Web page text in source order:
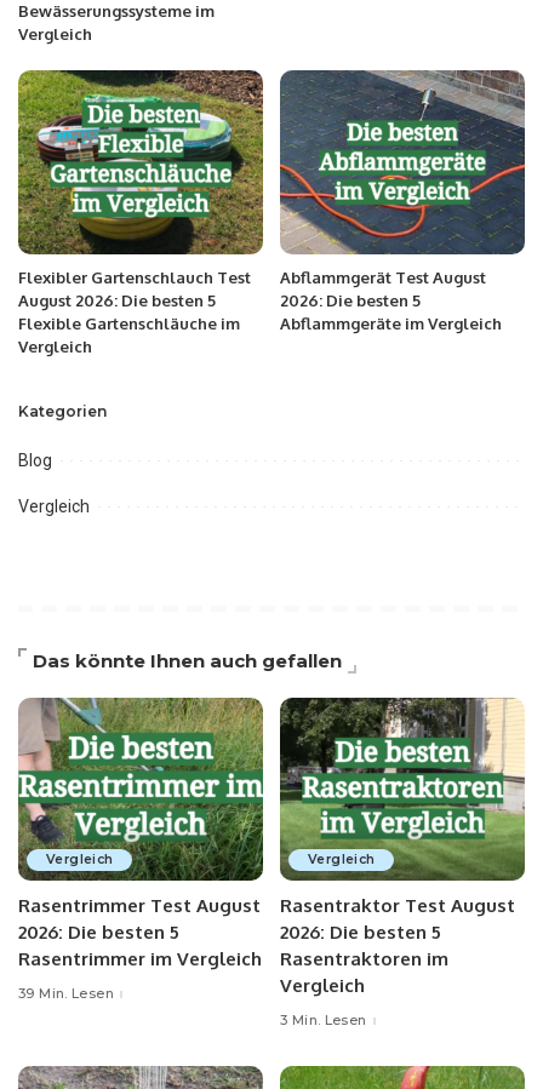
Bewässerungssysteme im
Vergleich
Flexibler Gartenschlauch Test
August 2026: Die besten 5
Flexible Gartenschläuche im
Vergleich
Abflammgerät Test August
2026: Die besten 5
Abflammgeräte im Vergleich
Kategorien
Blog
Vergleich
Das könnte Ihnen auch gefallen
Vergleich
Rasentrimmer Test August
2026: Die besten 5
Rasentrimmer im Vergleich
39 Min. Lesen
Vergleich
Rasentraktor Test August
2026: Die besten 5
Rasentraktoren im
Vergleich
3 Min. Lesen